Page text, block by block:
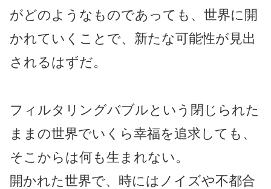
がどのようなものであっても、世界に開
かれていくことで、新たな可能性が見出
されるはずだ。
フィルタリングバブルという閉じられた
ままの世界でいくら幸福を追求しても、
そこからは何も生まれない。
開かれた世界で、時にはノイズや不都合